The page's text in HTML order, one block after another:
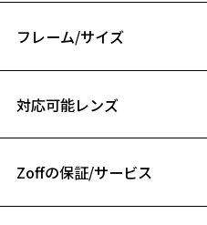
お気に入
※柄や色味の出方に個体差があり、
※アウトレット商品は、販売から
フレーム/サイズ
B ブリッジ(鼻部分)の横幅：
対応可能レンズ
フレームとレンズの
Zoffの保証/サービス